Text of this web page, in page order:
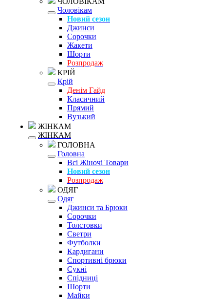
Чоловікам
Новий сезон
Джинси
Сорочки
Жакети
Шорти
Розпродаж
КРІЙ
Крій
Денім Гайд
Класичний
Прямий
Вузький
ЖІНКАМ
ЖІНКАМ
ГОЛОВНА
Головна
Всі Жіночі Товари
Новий сезон
Розпродаж
ОДЯГ
Одяг
Джинси та Брюки
Сорочки
Толстовки
Светри
Футболки
Кардигани
Спортивні брюки
Сукні
Спідниці
Шорти
Майки